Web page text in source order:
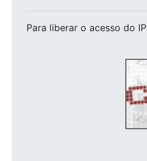
Para liberar o acesso do IP